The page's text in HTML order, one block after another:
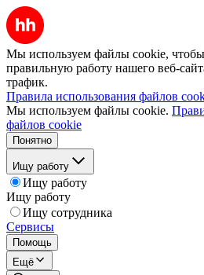
Мы используем файлы cookie, чтобы
правильную работу нашего веб-
трафик.
Правила использования файлов
Мы используем файлы cookie.
файлов cookie
Понятно
Ищу работу
Ищу работу
Ищу работу
Ищу сотрудника
Сервисы
Помощь
Ещё